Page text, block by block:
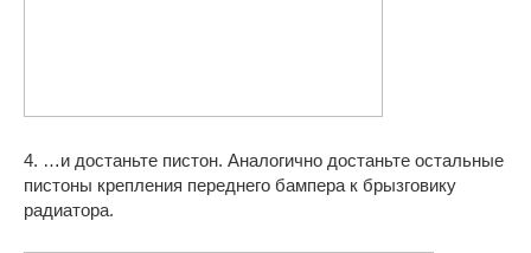
4. …и достаньте пистон. Аналогично достаньте остальные
пистоны крепления переднего бампера к брызговику
радиатора.